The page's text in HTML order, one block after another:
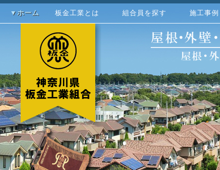
▼ホーム 板金工業とは 組合員を探す 施工事例